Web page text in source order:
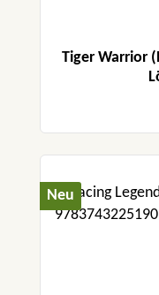
Tiger Warrior
Neu